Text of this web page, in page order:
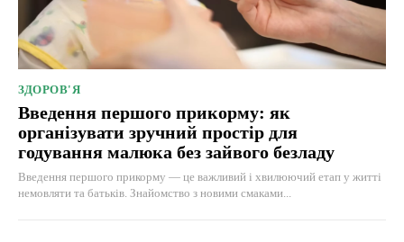
ЗДОРОВ'Я
Введення першого прикорму: як
організувати зручний простір для
годування малюка без зайвого безладу
Введення першого прикорму — це важливий і хвилюючий етап у житті
немовляти та батьків. Знайомство з новими смаками...